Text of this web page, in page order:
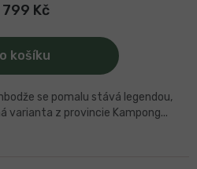
799 Kč
košíku
se pomalu stává legendou,
varianta z provincie Kampong...